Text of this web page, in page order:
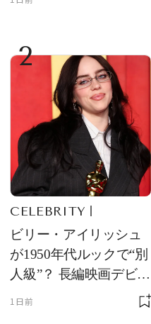
2
CELEBRITY
ビリー・アイリッシュ
が1950年代ルックで“別
人級”？ 長編映画デビュ
ー作の現場写真に反響
1日前